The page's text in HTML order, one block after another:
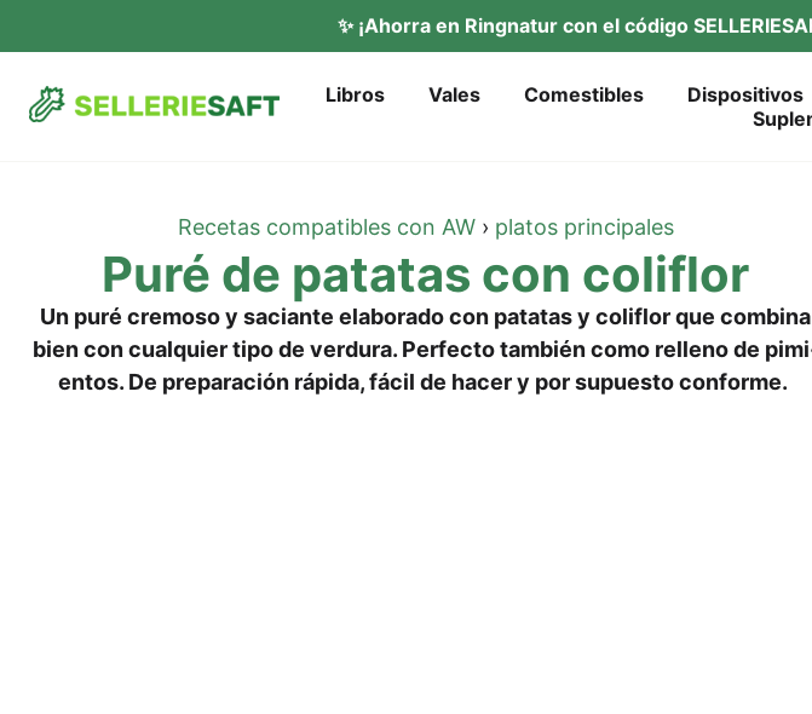
✨ ¡Ahor­ra en Ring­na­tur con el códi­go
Libros Vales Comes­ti­bles Dis­po­si­tivos
Rece­tas com­pa­ti­bles con AW› pla­tos principales
Puré de pata­tas con coliflor
Un puré cre­mo­so y saci­an­te ela­bora­do con pata­tas y coli­flor que com­bi­na
bien con cual­quier tipo de ver­du­ra. Per­fec­to tam­bién como rel­le­no de
ent­os. De pre­pa­ra­ción rápi­da, fácil de hacer y por supues­to conforme.